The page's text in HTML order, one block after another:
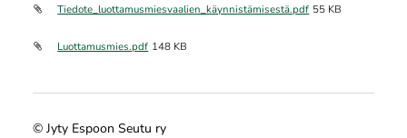
Tiedote_luottamusmiesvaalien_käynnistämisestä.pdf 55 KB
Luottamusmies.pdf 148 KB
© Jyty Espoon Seutu ry